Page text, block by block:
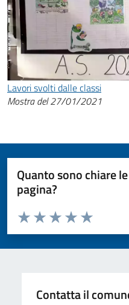
Lavori svolti dalle classi
Mostra del 27/01/2021
Quanto sono chiare
pagina?
Valuta da 1 a 5 stelle la pagina
Valuta 5
Valuta 4 stelle
Valuta 3 stelle su 5
Valuta 2 stelle su 5
Valuta 1 stelle su 5
Contatta il